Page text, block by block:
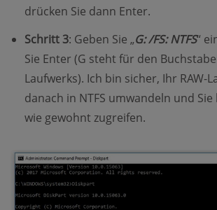
drücken Sie dann Enter.
Schritt 3: Geben Sie „G: /FS: NTFS“
Sie Enter (G steht für den
Laufwerks). Ich bin sicher, Ihr RAW-
danach in NTFS umwandeln und
wie gewohnt zugreifen.